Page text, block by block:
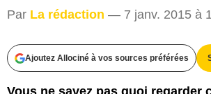
Par La rédaction — 7 janv. 2015 à
Ajoutez Allociné à vos sources préférées
Vous ne savez pas quoi regarder
D.R.